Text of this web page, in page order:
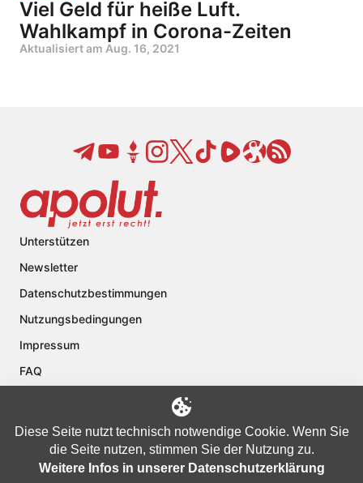
Viel Geld für heiße Luft.
Wahlkampf in Corona-Zeiten
Aktualisiert am Aug. 16, 2021
Unterstützen
Newsletter
Datenschutzbestimmungen
Nutzungsbedingungen
Impressum
FAQ
Diese Seite nutzt technisch notwendige Cookie. Wenn Sie
die Seite nutzen, stimmen Sie der Nutzung zu.
Weitere Infos in unserer Datenschutzerklärung